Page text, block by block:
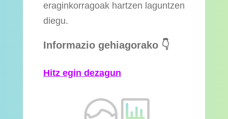
eraginkorragoak hartzen laguntzen
diegu.
Informazio gehiagorako 👇
Hitz egin dezagun